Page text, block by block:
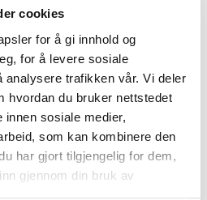
cookies
for å gi innhold og
for å levere sosiale
analysere trafikken vår. Vi deler
hvordan du bruker nettstedet
sosiale medier,
som kan kombinere den
har gjort tilgjengelig for dem,
gjennom din bruk av